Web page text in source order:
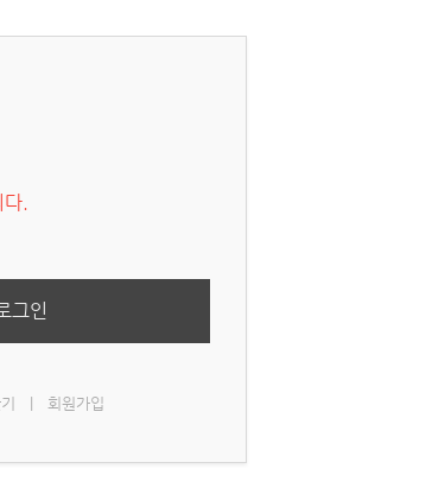
다.
그인
회원가입